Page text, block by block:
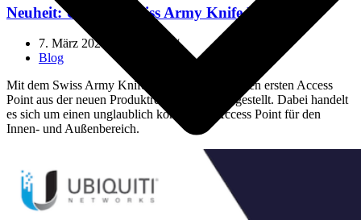
Neuheit: Ubiquiti Swiss Army Knife Ultra
7. März 2024
Blog
Mit dem Swiss Army Knife Ultra hat Ubiquiti den ersten Access
Point aus der neuen Produktreihe „Ultra“ vorgestellt. Dabei handelt
es sich um einen unglaublich kompakten Access Point für den
Innen- und Außenbereich.